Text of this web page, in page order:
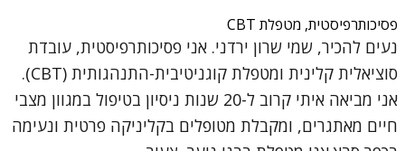
פסיכותרפיסטית, מטפלת CBT
נעים להכיר, שמי שרון ירדני. אני פסיכותרפיסטית, עובדת
סוציאלית קלינית ומטפלת קוגניטיבית-התנהגותית (CBT).
אני מביאה איתי קרוב ל-20 שנות ניסיון בטיפול במגוון מצבי
חיים מאתגרים, ומקבלת מטופלים בקליניקה פרטית ונעימה